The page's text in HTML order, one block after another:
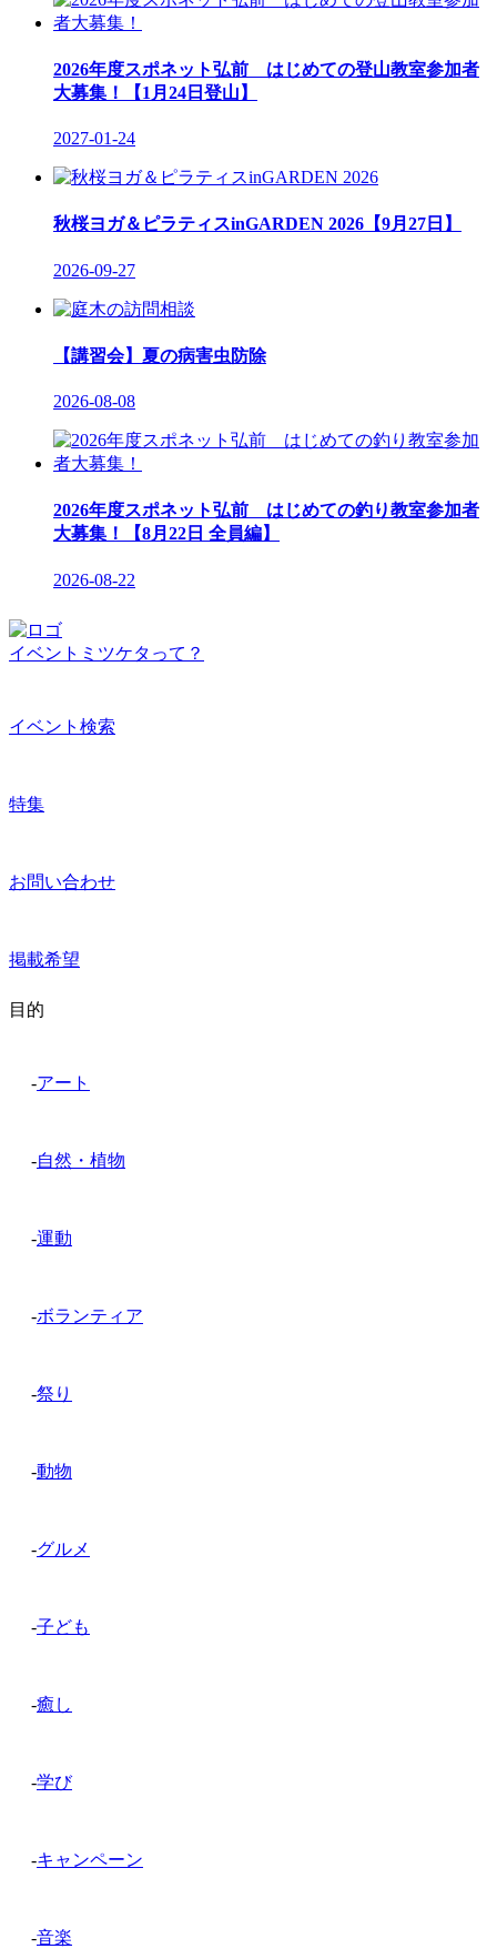
2026年度スポネット弘前 はじめての登山教室参加者
大募集！【1月24日登山】
2027-01-24
秋桜ヨガ＆ピラティスinGARDEN 2026【9月27日】
2026-09-27
【講習会】夏の病害虫防除
2026-08-08
2026年度スポネット弘前 はじめての釣り教室参加者
大募集！【8月22日 全員編】
2026-08-22
イベントミツケタって？
イベント検索
特集
お問い合わせ
掲載希望
目的
-アート
-自然・植物
-運動
-ボランティア
-祭り
-動物
-グルメ
-子ども
-癒し
-学び
-キャンペーン
-音楽